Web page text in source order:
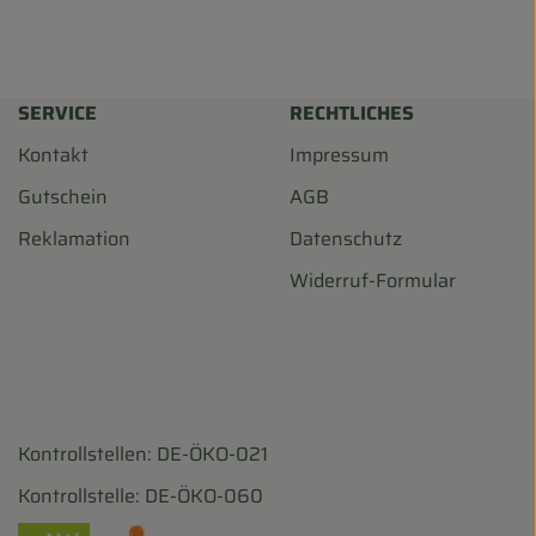
SERVICE
Kontakt
Gutschein
Reklamation
RECHTLICHES
Impressum
AGB
Datenschutz
Widerruf-Formular
?hl=de
Kontrollstellen: DE-ÖKO-021
Kontrollstelle: DE-ÖKO-060